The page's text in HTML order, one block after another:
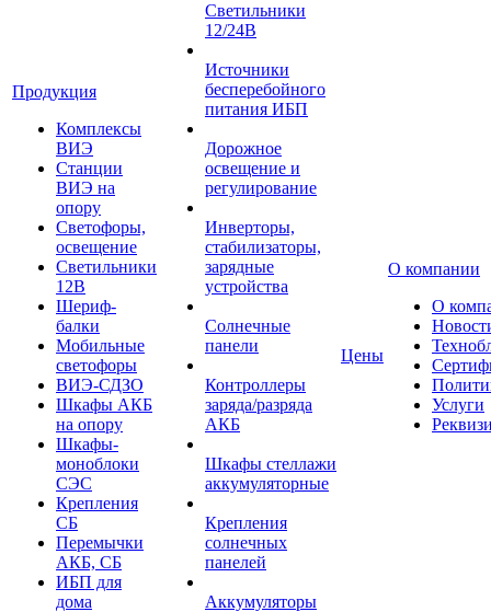
Продукция
Комплексы
ВИЭ
Станции
ВИЭ на
опору
Светофоры,
освещение
Светильники
12В
Шериф-
балки
Мобильные
светофоры
ВИЭ-СДЗО
Шкафы АКБ
на опору
Шкафы-
моноблоки
СЭС
Крепления
СБ
Перемычки
АКБ, СБ
ИБП для
дома
Светильники
12/24В
Источники
бесперебойного
питания ИБП
Дорожное
освещение и
регулирование
Инверторы,
стабилизаторы,
зарядные
устройства
Солнечные
панели
Контроллеры
заряда/разряда
АКБ
Шкафы стеллажи
аккумуляторные
Крепления
солнечных
панелей
Аккумуляторы
Цены
О компании
О
Услуги